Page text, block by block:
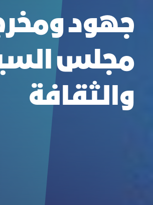
جهود
مجلس
والثقافة